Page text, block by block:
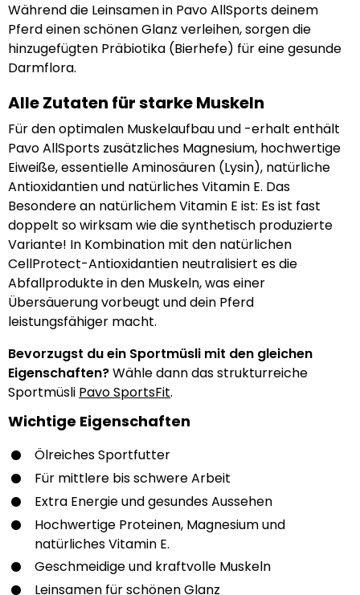
Während die Leinsamen in Pavo AllSports deinem
Pferd einen schönen Glanz verleihen, sorgen die
hinzugefügten Präbiotika (Bierhefe) für eine gesunde
Darmflora.
Alle Zutaten für starke Muskeln
Für den optimalen Muskelaufbau und -erhalt enthält
Pavo AllSports zusätzliches Magnesium, hochwertige
Eiweiße, essentielle Aminosäuren (Lysin), natürliche
Antioxidantien und natürliches Vitamin E. Das
Besondere an natürlichem Vitamin E ist: Es ist fast
doppelt so wirksam wie die synthetisch produzierte
Variante! In Kombination mit den natürlichen
CellProtect-Antioxidantien neutralisiert es die
Abfallprodukte in den Muskeln, was einer
Übersäuerung vorbeugt und dein Pferd
leistungsfähiger macht.
Bevorzugst du ein Sportmüsli mit den gleichen
Eigenschaften?Wähle dann das strukturreiche
Sportmüsli Pavo SportsFit.
Wichtige Eigenschaften
Ölreiches Sportfutter
Für mittlere bis schwere Arbeit
Extra Energie und gesundes Aussehen
Hochwertige Proteinen, Magnesium und
natürliches Vitamin E.
Geschmeidige und kraftvolle Muskeln
Leinsamen für schönen Glanz